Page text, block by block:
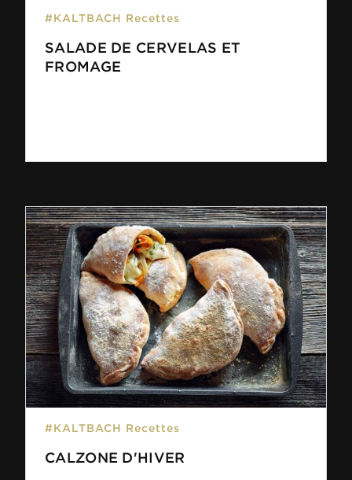
#KALTBACH Recettes
SALADE DE CERVELAS ET
FROMAGE
#KALTBACH Recettes
CALZONE D'HIVER